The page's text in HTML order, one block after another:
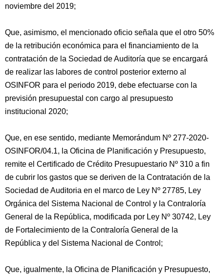
noviembre del 2019;
Que, asimismo, el mencionado oficio señala que el otro 50%
de la retribución económica para el financiamiento de la
contratación de la Sociedad de Auditoría que se encargará
de realizar las labores de control posterior externo al
OSINFOR para el periodo 2019, debe efectuarse con la
previsión presupuestal con cargo al presupuesto
institucional 2020;
Que, en ese sentido, mediante Memorándum Nº 277-2020-
OSINFOR/04.1, la Oficina de Planificación y Presupuesto,
remite el Certificado de Crédito Presupuestario Nº 310 a fin
de cubrir los gastos que se deriven de la Contratación de la
Sociedad de Auditoria en el marco de Ley Nº 27785, Ley
Orgánica del Sistema Nacional de Control y la Contraloría
General de la República, modificada por Ley Nº 30742, Ley
de Fortalecimiento de la Contraloría General de la
República y del Sistema Nacional de Control;
Que, igualmente, la Oficina de Planificación y Presupuesto,